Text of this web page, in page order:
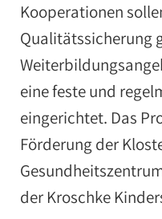
Kooperationen
Qualitätssicherung
eine feste und
eingerichtet. Das
Förderung der
der Kroschke